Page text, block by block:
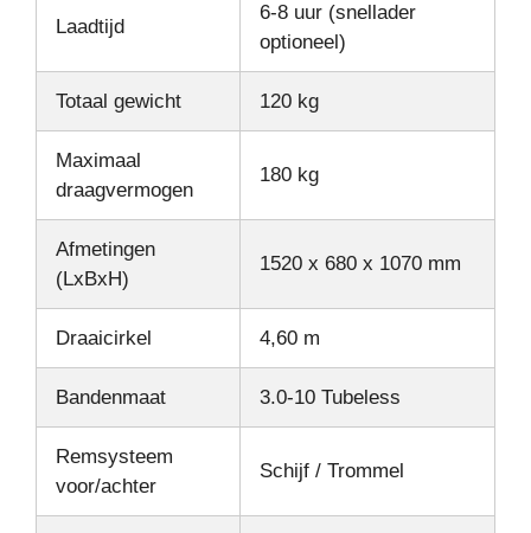
Laadtijd
6-8 uur (snellader
optioneel)
Totaal gewicht 120 kg
Maximaal
draagvermogen
180 kg
Afmetingen
(LxBxH)
1520 x 680 x 1070 mm
Draaicirkel 4,60 m
Bandenmaat 3.0-10 Tubeless
Remsysteem
voor/achter
Schijf / Trommel